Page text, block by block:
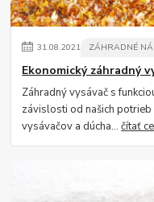
31.08.2021 ZÁHRADNÉ
Ekonomický záhradný
Záhradný vysávač s
závislosti od našich
vysávačov a dúcha...čítať